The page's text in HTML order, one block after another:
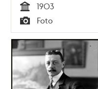
Tid
1903
Typ
Foto